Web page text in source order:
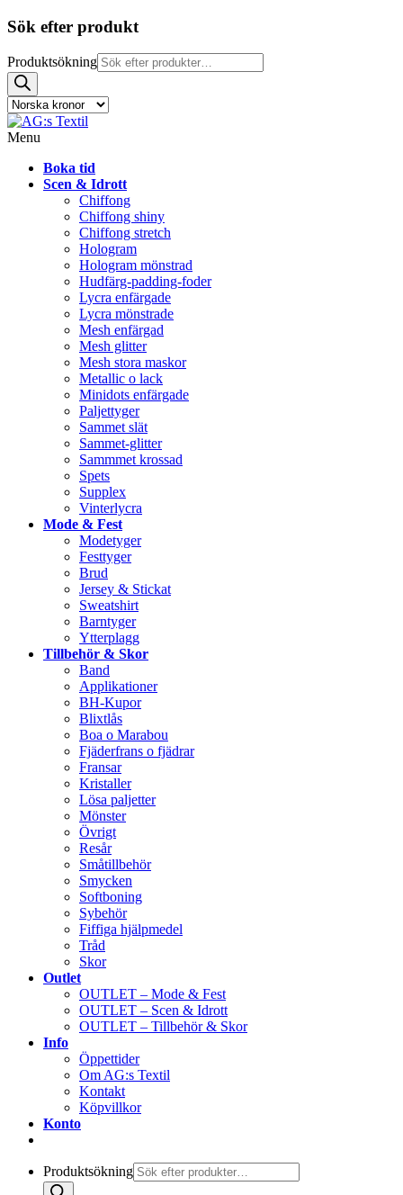
Sök efter produkt
Produktsökning
Menu
Boka tid
Scen & Idrott
Chiffong
Chiffong shiny
Chiffong stretch
Hologram
Hologram mönstrad
Hudfärg-padding-foder
Lycra enfärgade
Lycra mönstrade
Mesh enfärgad
Mesh glitter
Mesh stora maskor
Metallic o lack
Minidots enfärgade
Paljettyger
Sammet slät
Sammet-glitter
Sammmet krossad
Spets
Supplex
Vinterlycra
Mode & Fest
Modetyger
Festtyger
Brud
Jersey & Stickat
Sweatshirt
Barntyger
Ytterplagg
Tillbehör & Skor
Band
Applikationer
BH-Kupor
Blixtlås
Boa o Marabou
Fjäderfrans o fjädrar
Fransar
Kristaller
Lösa paljetter
Mönster
Övrigt
Resår
Småtillbehör
Smycken
Softboning
Sybehör
Fiffiga hjälpmedel
Tråd
Skor
Outlet
OUTLET – Mode & Fest
OUTLET – Scen & Idrott
OUTLET – Tillbehör & Skor
Info
Öppettider
Om AG:s Textil
Kontakt
Köpvillkor
Konto
Produktsökning